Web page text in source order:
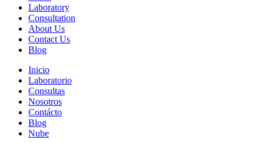
Laboratory
Consultation
About Us
Contact Us
Blog
Inicio
Laboratorio
Consultas
Nosotros
Contácto
Blog
Nube